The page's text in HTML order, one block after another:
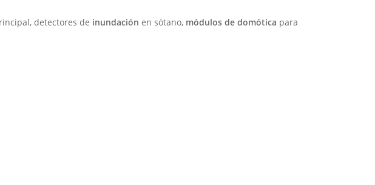
detectores de inundación en sótano, módulos de domótica para